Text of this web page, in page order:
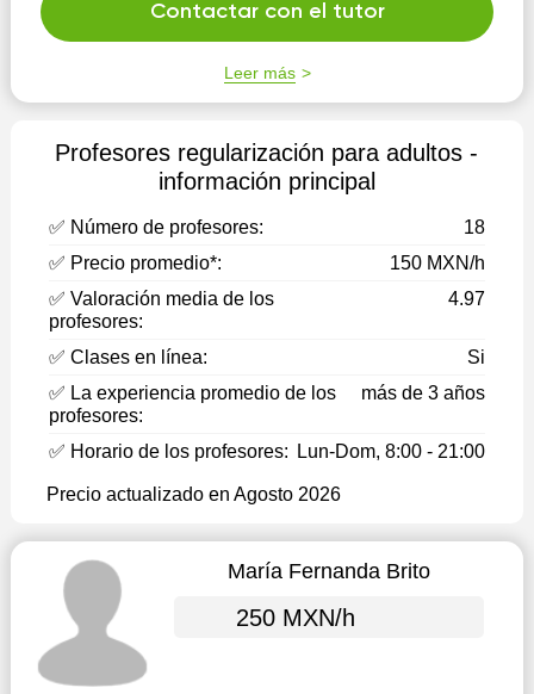
Contactar con el tutor
Leer más
Profesores regularización para adultos -
información principal
✅ Número de profesores:
18
✅ Precio promedio*:
150 MXN/h
✅ Valoración media de los
profesores:
4.97
✅ Clases en línea:
Si
✅ La experiencia promedio de los
profesores:
más de 3 años
✅ Horario de los profesores: Lun-Dom, 8:00 - 21:00
Precio actualizado en Agosto 2026
María Fernanda Brito
250 MXN/h